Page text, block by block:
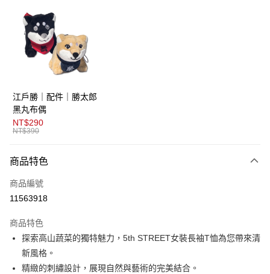
LINE Pay
AFTEE先享後付
【關於「AFTEE先享後付」】
便利好安心！
１．簡單：不需註冊會員、不需綁卡、不需儲值。
２．便利：只要手機號碼，簡訊認證，即可結帳。
３．安心：先確認商品／服務後，再付款。
１．於結帳方式選擇「AFTEE先享後付」後，將跳轉至「AFTEE先享後付」
２．訂單成立數日內，您將收到繳費通知簡訊。
３．收到繳費通知簡訊後14天內，點擊此簡訊中的連結，可透過四大超商／
購買商品的店家。未經商家同意取消之訂單仍視為有效，需透過AFTEE先享
後付繳納相關費用。
※ 交易是否成功請以「AFTEE先享後付 」之結帳頁面顯示為準，若有關於
是否繳費成功／繳費後需取消欲退款等相關疑問，請聯繫「AFTEE先享後付
客戶支援中心」https://netprotections.freshdesk.com/support/home
運送方式
全家取貨付款
免運費
免運費
付款後萊爾富取貨
免運費
江戶勝｜配件｜勝太郎
黑丸布偶
NT$290
NT$390
商品特色
商品編號
11563918
商品特色
探索高山蔬菜的獨特魅力，5th STREET女裝長袖T恤為您帶來清
新風格。
精緻的刺繡設計，展現自然與藝術的完美結合。